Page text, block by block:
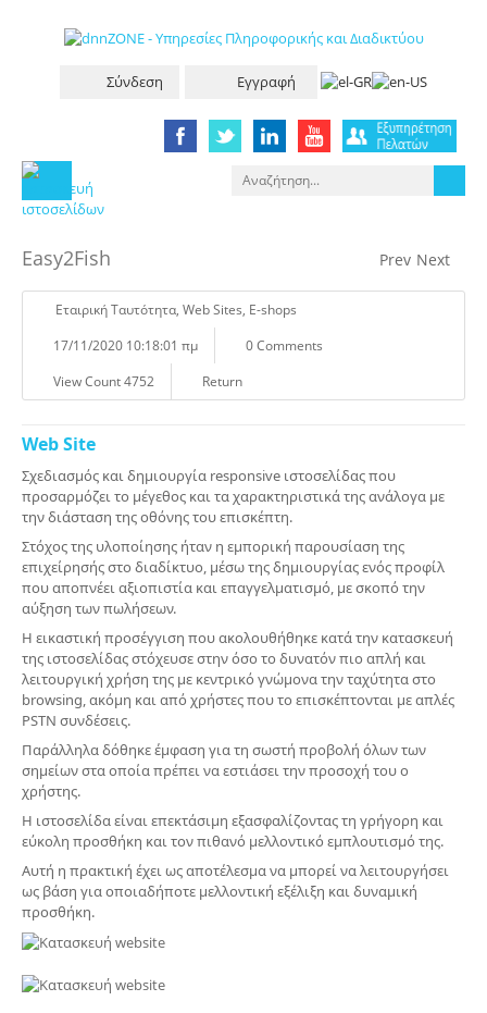
Σύνδεση Εγγραφή
Prev Next
Easy2Fish
Eταιρική Tαυτότητα, Web Sites, E-shops
17/11/2020 10:18:01 πμ
0 Comments
View Count 4752
Return
Web Site
Σχεδιασμός και δημιουργία responsive ιστοσελίδας που
προσαρμόζει το μέγεθος και τα χαρακτηριστικά της ανάλογα με
την διάσταση της οθόνης του επισκέπτη.
Στόχος της υλοποίησης ήταν η εμπορική παρουσίαση της
επιχείρησής στο διαδίκτυο, μέσω της δημιουργίας ενός προφίλ
που αποπνέει αξιοπιστία και επαγγελματισμό, με σκοπό την
αύξηση των πωλήσεων.
Η εικαστική προσέγγιση που ακολουθήθηκε κατά την κατασκευή
της ιστοσελίδας στόχευσε στην όσο το δυνατόν πιο απλή και
λειτουργική χρήση της με κεντρικό γνώμονα την ταχύτητα στο
browsing, ακόμη και από χρήστες που το επισκέπτονται με απλές
PSTN συνδέσεις.
Παράλληλα δόθηκε έμφαση για τη σωστή προβολή όλων των
σημείων στα οποία πρέπει να εστιάσει την προσοχή του ο
χρήστης.
Η ιστοσελίδα είναι επεκτάσιμη εξασφαλίζοντας τη γρήγορη και
εύκολη προσθήκη και τον πιθανό μελλοντικό εμπλουτισμό της.
Αυτή η πρακτική έχει ως αποτέλεσμα να μπορεί να λειτουργήσει
ως βάση για οποιαδήποτε μελλοντική εξέλιξη και δυναμική
προσθήκη.